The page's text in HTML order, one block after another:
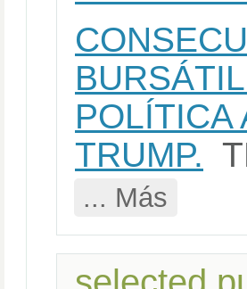
POLÍTICA
TRUMP.
... Más